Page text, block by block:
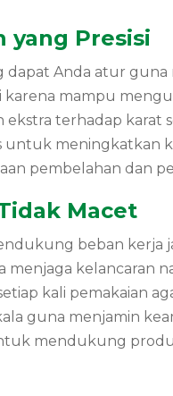
yang Presisi
Anda atur
mampu
terhadap
meningkatkan
pembelahan dan
Macet
beban kerja
menjaga kelancaran
kali pemakaian
guna menjamin
mendukung